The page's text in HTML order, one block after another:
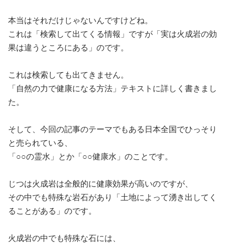
本当はそれだけじゃないんですけどね。
これは「検索して出てくる情報」ですが「実は火成岩の効
果は違うところにある」のです。
これは検索しても出てきません。
「自然の力で健康になる方法」テキストに詳しく書きまし
た。
そして、今回の記事のテーマでもある日本全国でひっそり
と売られている、
「○○の霊水」とか「○○健康水」のことです。
じつは火成岩は全般的に健康効果が高いのですが、
その中でも特殊な岩石があり「土地によって湧き出してく
ることがある」のです。
火成岩の中でも特殊な石には、